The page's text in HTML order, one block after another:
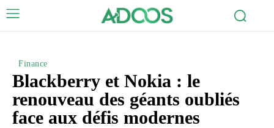
Finance
Blackberry et Nokia : le
renouveau des géants oubliés
face aux défis modernes